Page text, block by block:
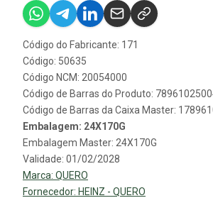
Código do Fabricante: 171
Código: 50635
Código NCM: 20054000
Código de Barras do Produto:
Código de Barras da Caixa Master:
Embalagem: 24X170G
Embalagem Master: 24X170G
Validade: 01/02/2028
Marca: QUERO
Fornecedor: HEINZ - QUERO